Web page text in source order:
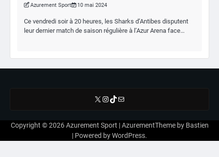
Azurement Sport 10 mai 2024
Ce vendredi soir à 20 heures, les Sharks d’Antibes disputent
leur dernier match de saison régulière à l’Azur Arena face…
X Instagram
TikTok
E-mail
Copyright © 2026Azurement Sport | AzurementTheme by Bastien
| Powered byWordPress.